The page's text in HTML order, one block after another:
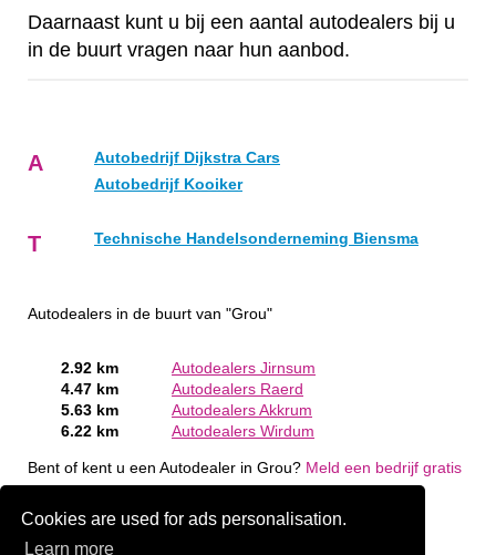
Cookies are used for ads personalisation.
Learn more
Daarnaast kunt u bij een aantal autodealers bij u
in de buurt vragen naar hun aanbod.
A
Autobedrijf Dijkstra Cars
Autobedrijf Kooiker
T Technische Handelsonderneming Biensma
Autodealers in de buurt van "Grou"
2.92 km
Autodealers Jirnsum
4.47 km
Autodealers Raerd
5.63 km
Autodealers Akkrum
6.22 km
Autodealers Wirdum
Bent of kent u een Autodealer in Grou? Meld een bedrijf gratis
aan